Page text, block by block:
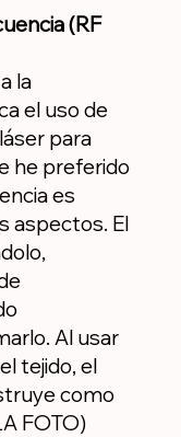
(RF
la
el uso de
para
he preferido
es
aspectos. El
Al usar
tejido, el
como
FOTO)